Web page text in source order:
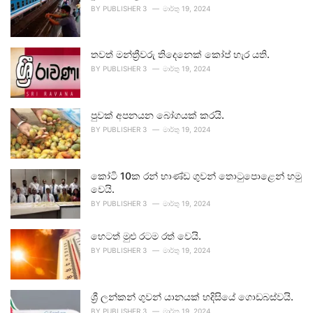
BY PUBLISHER 3 මාර්තු 19, 2024
තවත් මන්ත්‍රීවරු තිදෙනෙක් කෝප් හැර යති.
BY PUBLISHER 3 මාර්තු 19, 2024
පුවක් අපනයන බෝගයක් කරයි.
BY PUBLISHER 3 මාර්තු 19, 2024
කෝටි 10ක රන් භාණ්ඩ ගුවන් තොටුපොළෙන් හමු
වෙයි.
BY PUBLISHER 3 මාර්තු 19, 2024
හෙටත් මුළු රටම රත් වෙයි.
BY PUBLISHER 3 මාර්තු 19, 2024
ශ්‍රී ලන්කන් ගුවන් යානයක් හදිසියේ ගොඩබස්වයි.
BY PUBLISHER 3 මාර්තු 19, 2024